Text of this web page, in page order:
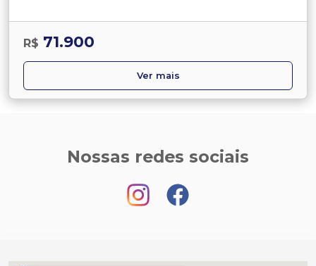
R$ 71.900
Ver mais
Nossas redes sociais